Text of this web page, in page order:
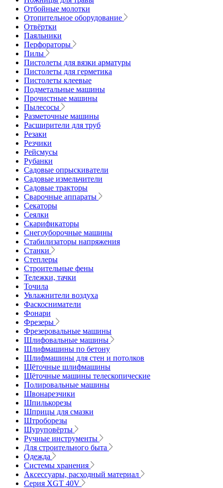
Отбойные молотки
Отопительное оборудование
Отвёртки
Паяльники
Перфораторы
Пилы
Пистолеты для вязки арматуры
Пистолеты для герметика
Пистолеты клеевые
Подметальные машины
Прочистные машины
Пылесосы
Разметочные машины
Расширители для труб
Резаки
Резчики
Рейсмусы
Рубанки
Садовые опрыскиватели
Садовые измельчители
Садовые тракторы
Сварочные аппараты
Секаторы
Сеялки
Скарификаторы
Снегоуборочные машины
Стабилизаторы напряжения
Станки
Степлеры
Строительные фены
Тележки, тачки
Точила
Увлажнители воздуха
Фаскосниматели
Фонари
Фрезеры
Фрезеровальные машины
Шлифовальные машины
Шлифмашины по бетону
Шлифмашины для стен и потолков
Щёточные шлифмашины
Щёточные машины телескопические
Полировальные машины
Швонарезчики
Шпилькорезы
Шприцы для смазки
Штроборезы
Шуруповёрты
Ручные инструменты
Для строительного быта
Одежда
Системы хранения
Аксессуары, расходный материал
Серия XGT 40V